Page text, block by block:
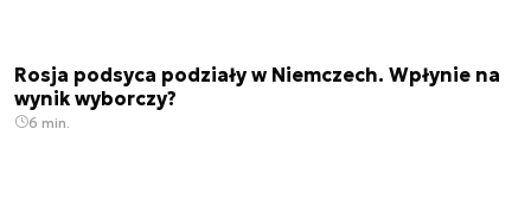
Rosja podsyca podziały w Niemczech. Wpłynie na
wynik wyborczy?
6 min.